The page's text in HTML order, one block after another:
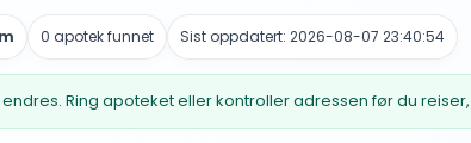
0 apotek funnet Sist oppdatert: 2026-08-07 23:40:54
Ring apoteket eller kontroller adressen før du